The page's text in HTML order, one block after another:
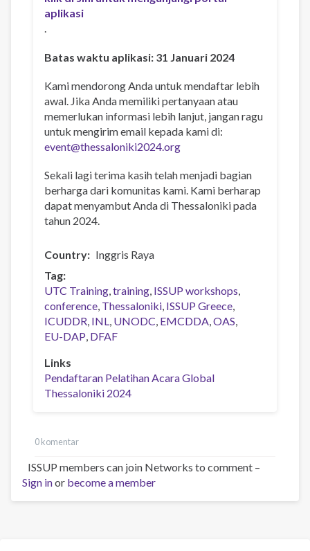
aplikasi
.
Batas waktu aplikasi: 31 Januari 2024
Kami mendorong Anda untuk mendaftar lebih
awal. Jika Anda memiliki pertanyaan atau
memerlukan informasi lebih lanjut, jangan ragu
untuk mengirim email kepada kami di:
event@thessaloniki2024.org
Sekali lagi terima kasih telah menjadi bagian
berharga dari komunitas kami. Kami berharap
dapat menyambut Anda di Thessaloniki pada
tahun 2024.
Country
Inggris Raya
Tag
UTC Training training ISSUP workshops
conference Thessaloniki ISSUP Greece
ICUDDR INL UNODC EMCDDA OAS
EU-DAP DFAF
Links
Pendaftaran Pelatihan Acara Global
Thessaloniki 2024
0 komentar
ISSUP members can join Networks to comment –
Sign inor become a member